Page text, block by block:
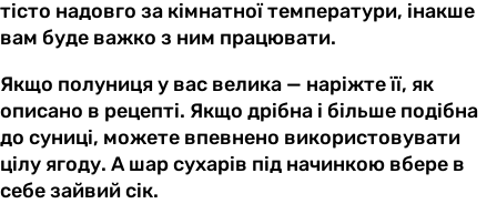
тісто надовго за кімнатної температури, інакше
вам буде важко з ним працювати.
Якщо полуниця у вас велика — наріжте її, як
описано в рецепті. Якщо дрібна і більше подібна
до суниці, можете впевнено використовувати
цілу ягоду. А шар сухарів під начинкою вбере в
себе зайвий сік.